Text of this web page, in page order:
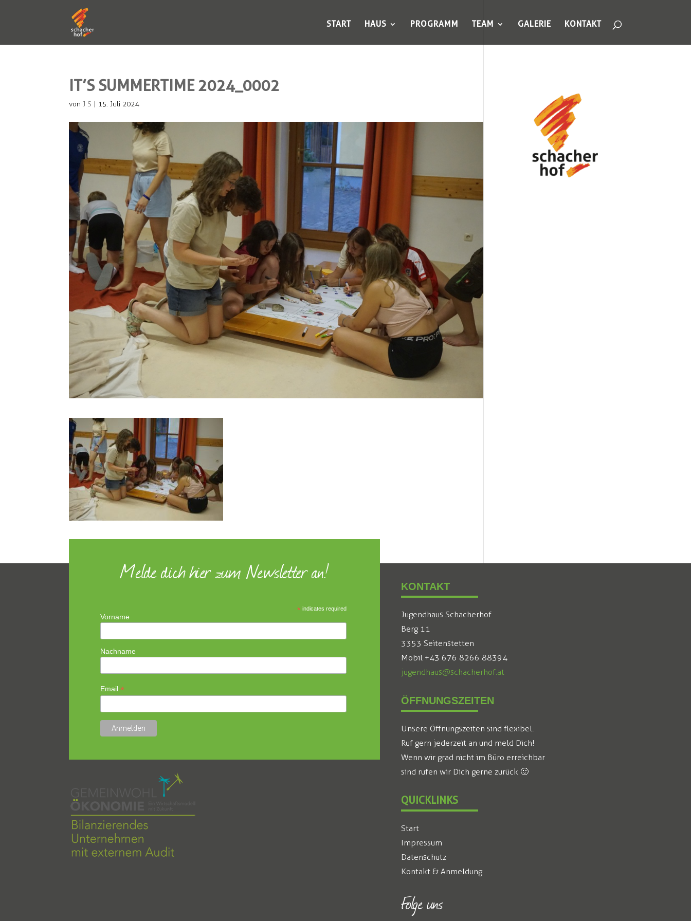
START HAUS PROGRAMM TEAM GALERIE KONTAKT
IT’S SUMMERTIME 2024_0002
vonJ S | 15. Juli 2024
Melde dich hier zum Newsletter an!
* indicates required
Vorname
Nachname
Email *
KONTAKT
Jugendhaus Schacherhof
Berg 11
3353 Seitenstetten
Mobil +43 676 8266 88394
jugendhaus@schacherhof.at
ÖFFNUNGSZEITEN
Unsere Öffnungszeiten sind flexibel.
Ruf gern jederzeit an und meld Dich!
Wenn wir grad nicht im Büro erreichbar
sind rufen wir Dich gerne zurück 🙂
QUICKLINKS
Start
Impressum
Datenschutz
Kontakt & Anmeldung
Folge uns